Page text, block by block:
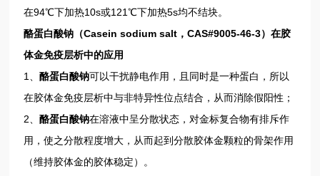
在94℃下加热10s或121℃下加热5s均不结块。
酪蛋白酸钠 （Casein sodium salt，CAS#9005-46-3）在胶
体金免疫层析中的应用
1、酪蛋白酸钠可以干扰静电作用，且同时是一种蛋白，所以
在胶体金免疫层析中与非特异性位点结合，从而消除假阳性；
2、酪蛋白酸钠在溶液中呈分散状态，对金标复合物有排斥作
用，使之分散程度增大，从而起到分散胶体金颗粒的骨架作用
（维持胶体金的胶体稳定）。